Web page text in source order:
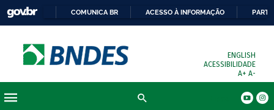
COMUNICA BR ACESSO À INFORMAÇÃO
ENGLISH
ACESSIBILIDADE
A+ A-